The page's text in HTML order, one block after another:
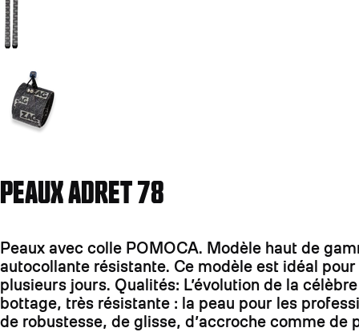
PEAUX ADRET 78
Peaux avec colle POMOCA. Modèle haut de
autocollante résistante. Ce modèle est idéal
plusieurs jours. Qualités: L’évolution de la
bottage, très résistante : la peau pour les
de robustesse, de glisse, d’accroche comme